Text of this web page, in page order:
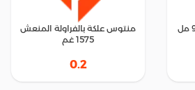
منتوس علكة بالفراولة المنعش
1575 غم
0.2